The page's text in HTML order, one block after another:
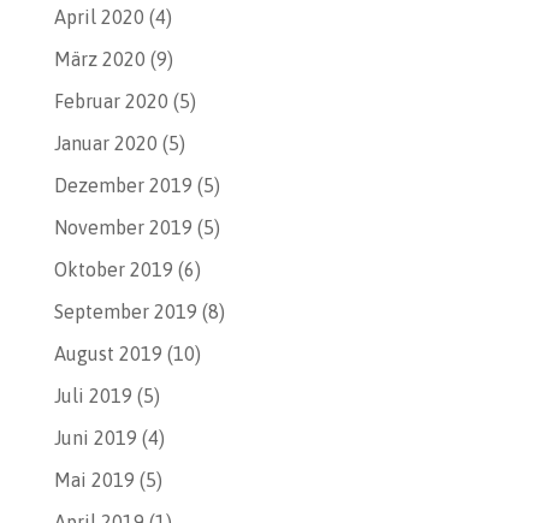
April 2020 (4)
März 2020 (9)
Februar 2020 (5)
Januar 2020 (5)
Dezember 2019 (5)
November 2019 (5)
Oktober 2019 (6)
September 2019 (8)
August 2019 (10)
Juli 2019 (5)
Juni 2019 (4)
Mai 2019 (5)